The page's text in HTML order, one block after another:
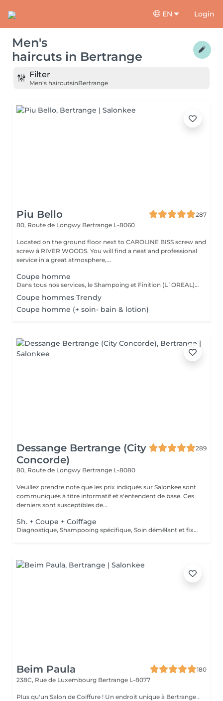
EN Login
Men's
haircuts in Bertrange
Filter
Men's haircutsinBertrange
Piu Bello
287
80, Route de Longwy Bertrange L-8060
Located on the ground floor next to CAROLINE BISS screw and
screw â RIVER WOODS. You will find a neat and professional
service in a great atmosphere,...
Coupe homme
Dans tous nos services, le Shampoing et Finition (L`OREAL)sont compris.
Coupe hommes Trendy
Coupe homme (+ soin- bain & lotion)
Dessange Bertrange (City
Concorde)
289
80, Route de Longwy Bertrange L-8080
Veuillez prendre note que les prix indiqués sur Salonkee sont
communiqués à titre informatif et s'entendent de base. Ces
derniers sont susceptibles de...
Sh. + Coupe + Coiffage
Diagnostique, Shampooing spécifique, Soin démêlant et fixation inclus. Veuillez prendre note que les prix indiqués sur Salonkee sont communiqués à titre informatif et s'entendent de base. Ces derniers sont susceptibles de varier selon le diagnostic réalisé à votre arrivée au salon et l'expertise du professionnel à qui vous confiez votre beauté. Dans tous les cas, un devis précis vous sera proposé et toutes réalisations de prestations seront effectuées avec votre accord.
Beim Paula
180
238C, Rue de Luxembourg Bertrange L-8077
Plus qu'un Salon de Coiffure ! Un endroit unique à Bertrange .